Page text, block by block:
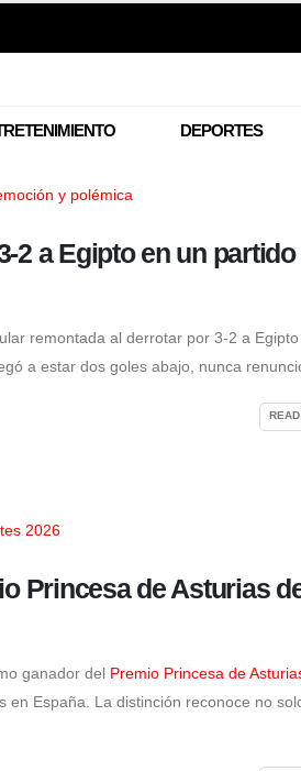
DEPORTES
2 a Egipto en un partido
remontada al derrotar por 3-2 a
a estar dos goles abajo, nunca
Princesa de Asturias
ganador del Premio Princesa de
en España. La distinción reconoce no
no
con
mensaje de
de la tragedia aérea
fueron entregados
agosto